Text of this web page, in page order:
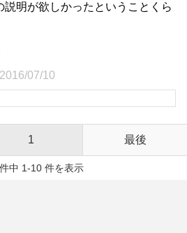
説明が欲しかったということくら
2016/07/10
1 最後
中 1-10 件を表示